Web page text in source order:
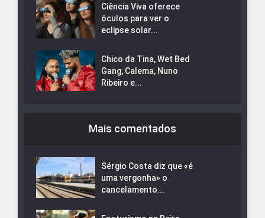
Ciência Viva oferece
óculos para ver o
eclipse solar...
Chico da Tina, Wet Bed
Gang, Calema, Nuno
Ribeiro e...
Mais comentados
Sérgio Costa diz que «é
uma vergonha» o
cancelamento...